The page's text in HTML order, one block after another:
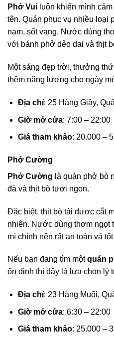
Phở Vui luôn khiến mình
tên. Quán phục vụ nhiều loại
nạm, sốt vang. Nước dùng
với bánh phở dẻo dai và thịt
Một sáng đẹp trời, thưởng
thêm năng lượng cho ngày
Địa chỉ: 25 Hàng Giầy,
Giờ mở cửa: 7:00 – 22:00
Giá tham khảo: 20.000 –
Phở Cường
Phở Cường là quán phở bò
đà và thịt bò tươi ngon.
Đặc biệt, thịt bò tái được cắt
nhiên. Nước dùng thơm ngọt
mì chính nên rất an toàn và
Nếu bạn đang tìm mộtquán
ổn định thì đây là lựa chọn lý
Địa chỉ: 23 Hàng Muối,
Giờ mở cửa: 6:30 – 22:00
Giá tham khảo: 25.000 –